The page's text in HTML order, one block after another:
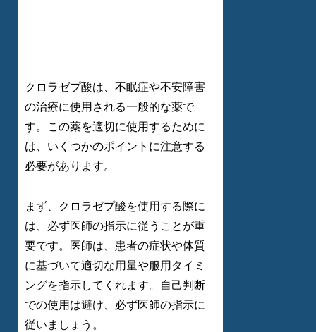
クロラゼプ酸は、不眠症や不安障害
の治療に使用される一般的な薬で
す。この薬を適切に使用するために
は、いくつかのポイントに注意する
必要があります。
まず、クロラゼプ酸を使用する際に
は、必ず医師の指示に従うことが重
要です。医師は、患者の症状や体質
に基づいて適切な用量や服用タイミ
ングを指示してくれます。自己判断
での使用は避け、必ず医師の指示に
従いましょう。